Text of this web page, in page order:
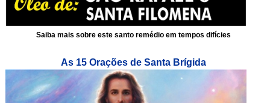
Saiba mais sobre este santo remédio em tempos difícies
As 15 Orações de Santa Brígida